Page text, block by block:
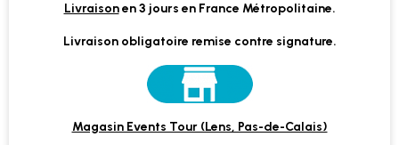
Livraisonen 3 jours en France Métropolitaine.
Livraison obligatoire remise contre signature.
Magasin Events Tour (Lens, Pas-de-Calais)